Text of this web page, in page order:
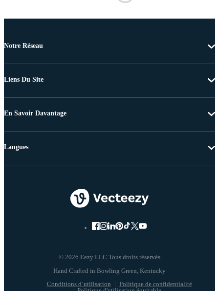
Notre Réseau
Liens Du Site
En Savoir Davantage
© 2026 Eezy LLC Tous droits réservés
Conditions d’utilisation
Politique de confidentialité
Langues